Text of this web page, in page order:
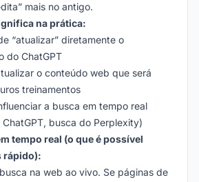
mais no antigo.
na prática:
“atualizar” diretamente o
do ChatGPT
o conteúdo web que será
treinamentos
a busca em tempo real
busca do Perplexity)
tempo real (o que é possível
rápido):
na web ao vivo. Se páginas de